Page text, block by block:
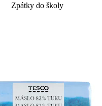
Zpátky do školy